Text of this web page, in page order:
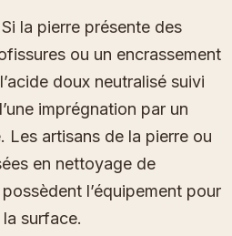
la pierre présente des
ou un encrassement
doux neutralisé suivi
imprégnation par un
Les artisans de la pierre ou
en nettoyage de
l’équipement pour
surface.